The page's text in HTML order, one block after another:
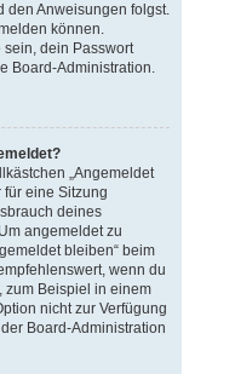
den Anweisungen folgst.
können.
dein Passwort
Board-Administration.
„Angemeldet
für eine Sitzung
deines
angemeldet zu
bleiben“ beim
wenn du
zum Beispiel in einem
nicht zur Verfügung
Board-Administration